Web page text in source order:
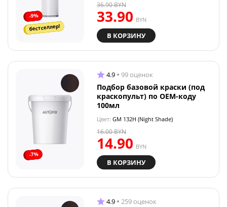
-9%
бестселлер!
33.90 BYN
36.90BYN
В КОРЗИНУ
-7%
4.9 99 оценок
Подбор базовой краски (под
краскопульт) по OEM-коду
100мл
Цвет: GM 132H (Night Shade)
14.90 BYN
16.00BYN
В КОРЗИНУ
4.9 259 оценок